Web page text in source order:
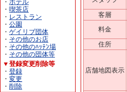
・ ホテル
・ 喫茶店
・ レストラン
・ 公園
・ ゲイリブ団体
・ その他のお店
・ その他のﾊｯﾃﾝ場
・ その他の団体等
▼登録変更削除等
・ 登録
・ 変更
・ 削除
客層
料金
住所
店舗地図表示